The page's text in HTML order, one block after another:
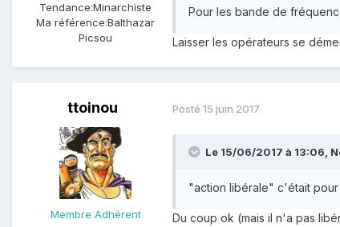
Tendance:Minarchiste
Ma référence:Balthazar
Picsou
Pour les bande de
Laisser les opérateurs se
ttoinou
Membre Adhérent
Posté 15 juin 2017
Le 15/06/2017 à 13:06,
"action libérale" c'était pour
Du coup ok (mais il n'a pas